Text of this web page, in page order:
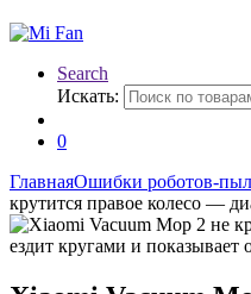
Search
Искать:
0
ГлавнаяОшибки роботов-
крутится правое колесо —